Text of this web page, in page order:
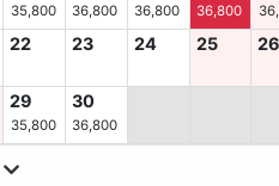
35,800 36,800 36,800 36,800
22 23 24 25
29
35,800
30
36,800